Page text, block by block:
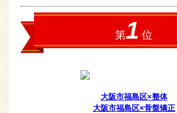
大阪市福島区×整体
大阪市福島区×骨盤矯正